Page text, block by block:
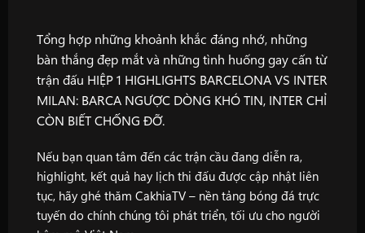
Tổng hợp những khoảnh khắc đáng nhớ, những
bàn thắng đẹp mắt và những tình huống gay cấn từ
trận đấu HIỆP 1 HIGHLIGHTS BARCELONA VS INTER
MILAN: BARCA NGƯỢC DÒNG KHÓ TIN, INTER CHỈ
CÒN BIẾT CHỐNG ĐỠ.
Nếu bạn quan tâm đến các trận cầu đang diễn ra,
highlight, kết quả hay lịch thi đấu được cập nhật liên
tục, hãy ghé thăm CakhiaTV – nền tảng bóng đá trực
tuyến do chính chúng tôi phát triển, tối ưu cho người